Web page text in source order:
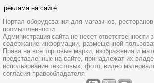
реклама на сайте
Портал оборудования для магазинов,
промышленности
Администрация сайта не несет ответственности
содержание информации, размещенной
Права на все торговые марки, изображения и
представленные на сайте, принадлежат их
использование текстовых, фото, видео
согласия правообладателя